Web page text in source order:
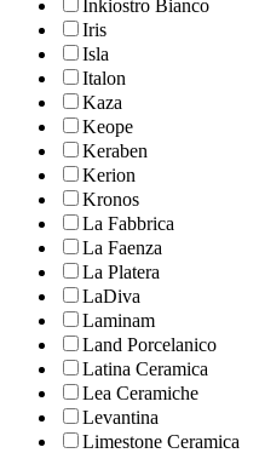
Inkiostro Bianco
Iris
Isla
Italon
Kaza
Keope
Keraben
Kerion
Kronos
La Fabbrica
La Faenza
La Platera
LaDiva
Laminam
Land Porcelanico
Latina Ceramica
Lea Ceramiche
Levantina
Limestone Ceramica